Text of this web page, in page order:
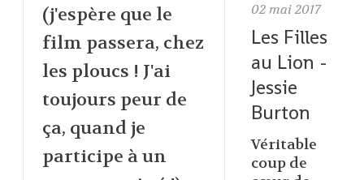
(j'espère que le
film passera, chez
les ploucs ! J'ai
toujours peur de
ça, quand je
participe à un
02 mai 2017
Les Filles
au Lion -
Jessie
Burton
Véritable
coup de